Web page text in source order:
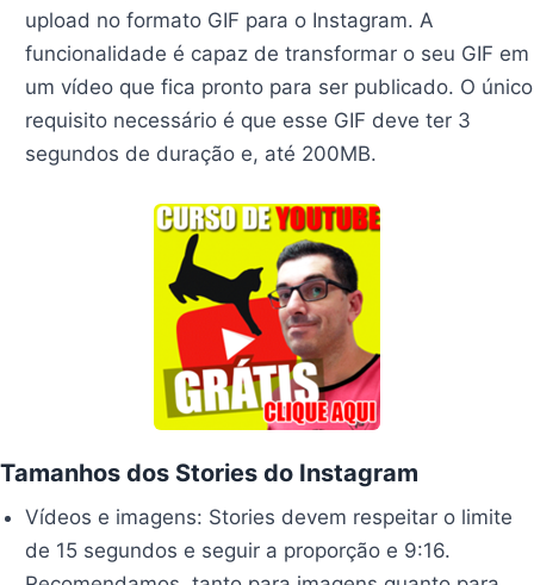
upload no formato GIF para o Instagram. A
funcionalidade é capaz de transformar o seu GIF em
um vídeo que fica pronto para ser publicado. O único
requisito necessário é que esse GIF deve ter 3
segundos de duração e, até 200MB.
Tamanhos dos Stories do Instagram
Vídeos e imagens: Stories devem respeitar o limite
de 15 segundos e seguir a proporção e 9:16.